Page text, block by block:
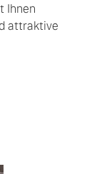
Ihnen
attraktive